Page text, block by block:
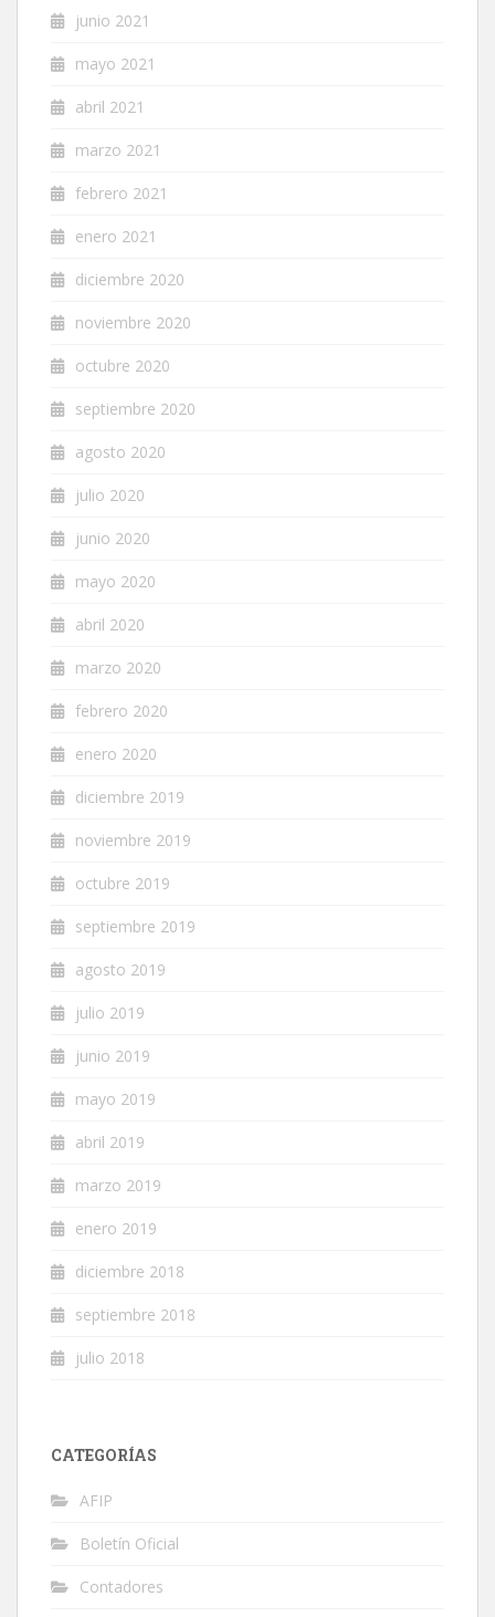
junio 2021
mayo 2021
abril 2021
marzo 2021
febrero 2021
enero 2021
diciembre 2020
noviembre 2020
octubre 2020
septiembre 2020
agosto 2020
julio 2020
junio 2020
mayo 2020
abril 2020
marzo 2020
febrero 2020
enero 2020
diciembre 2019
noviembre 2019
octubre 2019
septiembre 2019
agosto 2019
julio 2019
junio 2019
mayo 2019
abril 2019
marzo 2019
enero 2019
diciembre 2018
septiembre 2018
julio 2018
CATEGORÍAS
AFIP
Boletín Oficial
Contadores